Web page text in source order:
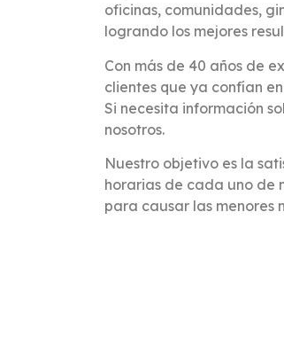
oficinas, comunidades,
logrando los mejores
Con más de 40 años de
clientes que ya confían
Si necesita información
nosotros.
Nuestro objetivo es la
horarias de cada uno de
para causar las menores